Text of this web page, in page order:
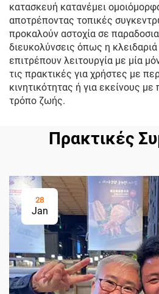
κατασκευή κατανέμει
αποτρέποντας τοπικές
προκαλούν αστοχία σε
διευκολύνσεις όπως η
επιτρέπουν λειτουργία με μία
τις πρακτικές για χρήστες με
κινητικότητας ή για εκείνους
τρόπο ζωής.
Πρακτικές
28
Jan